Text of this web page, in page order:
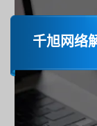
千旭网络